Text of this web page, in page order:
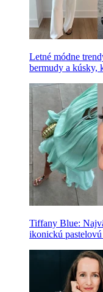
Letné módne
bermudy a kúsky,
Tiffany Blue:
ikonickú